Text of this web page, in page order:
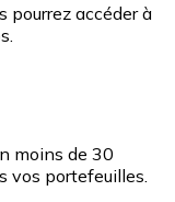
pourrez accéder à
moins de 30
vos portefeuilles.